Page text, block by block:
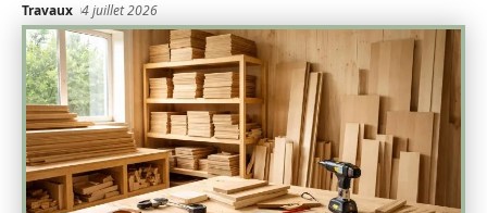
Travaux 4 juillet 2026